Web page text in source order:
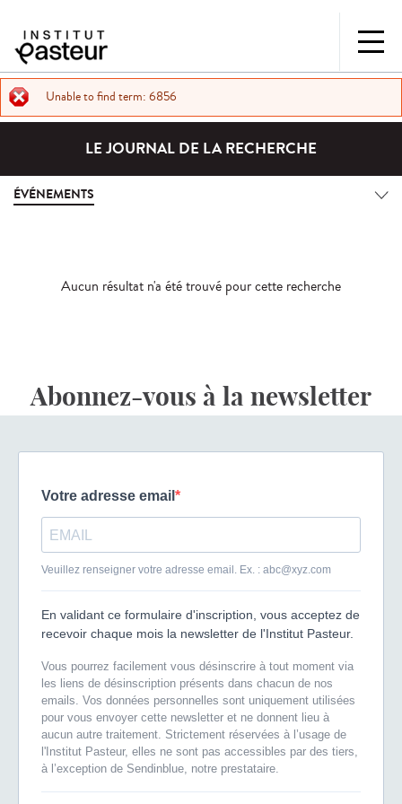
Unable to find term: 6856
LE JOURNAL DE LA RECHERCHE
ÉVÉNEMENTS
Aucun résultat n'a été trouvé pour cette recherche
Abonnez-vous à la newsletter